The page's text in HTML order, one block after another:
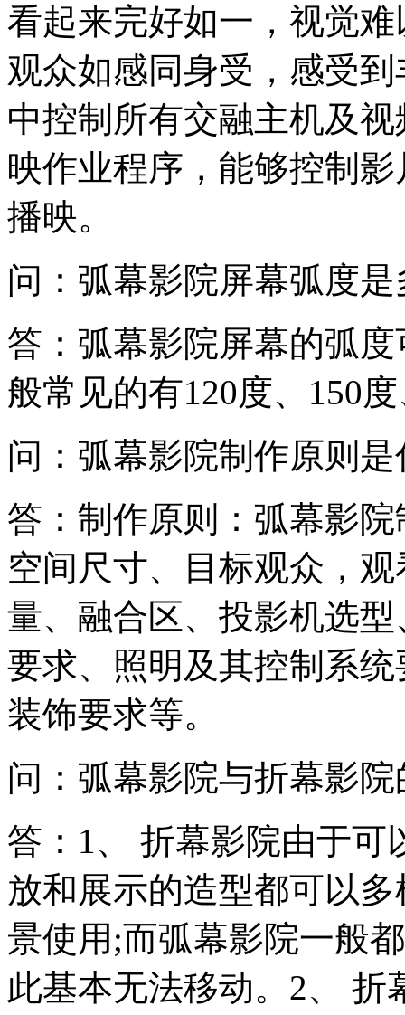
看起来完好如一，视觉
观众如感同身受，感受
中控制所有交融主机及
映作业程序，能够控制
播映。
问：弧幕影院屏幕弧度
答：弧幕影院屏幕的弧
般常见的有120度、150
问：弧幕影院制作原则是
答：制作原则：弧幕影
空间尺寸、目标观众，
量、融合区、投影机选
要求、照明及其控制系
装饰要求等。
问：弧幕影院与折幕影
答：1、 折幕影院由于
放和展示的造型都可以
景使用;而弧幕影院一般
此基本无法移动。2、